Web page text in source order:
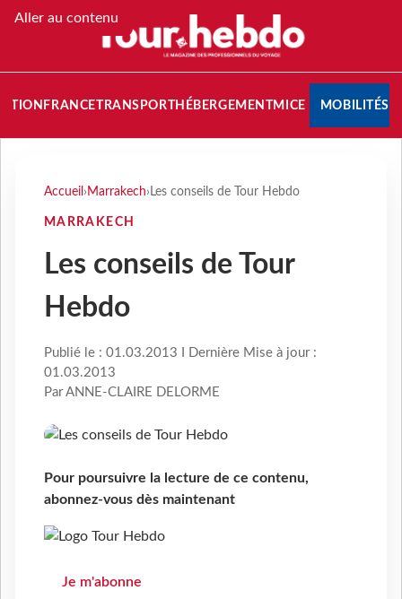
Aller au contenu
FRANCETRANSPORT HÉBERGEMENTMICE MOBILITÉS
Accueil › Marrakech› Les conseils de Tour Hebdo
MARRAKECH
Les conseils de Tour
Hebdo
Publié le : 01.03.2013 I Dernière Mise à jour :
01.03.2013
Par ANNE-CLAIRE DELORME
Pour poursuivre la lecture de ce contenu,
abonnez-vous dès maintenant
Je m'abonne